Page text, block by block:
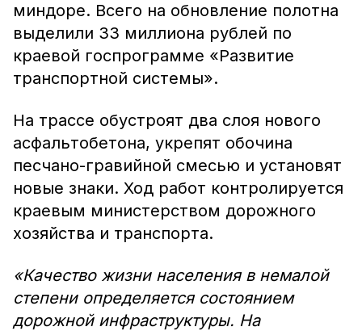
миндоре. Всего на обновление полотна
выделили 33 миллиона рублей по
краевой госпрограмме «Развитие
транспортной системы».
На трассе обустроят два слоя нового
асфальтобетона, укрепят обочина
песчано-гравийной смесью и установят
новые знаки. Ход работ контролируется
краевым министерством дорожного
хозяйства и транспорта.
«Качество жизни населения в немалой
степени определяется состоянием
дорожной инфраструктуры. На